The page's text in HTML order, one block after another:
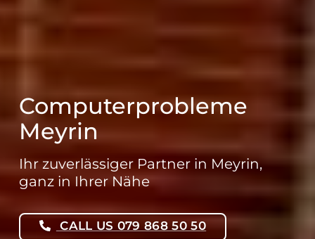
Computerprobleme
Meyrin
Ihr zuverlässiger Partner in Meyrin,
ganz in Ihrer Nähe
CALL US 079 868 50 50